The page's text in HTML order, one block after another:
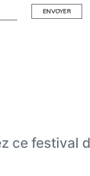
ENVOYER
ce festival